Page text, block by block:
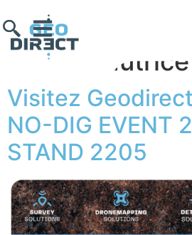
Auteur/
Visitez
NO-DIG EVENT
STAND 2205